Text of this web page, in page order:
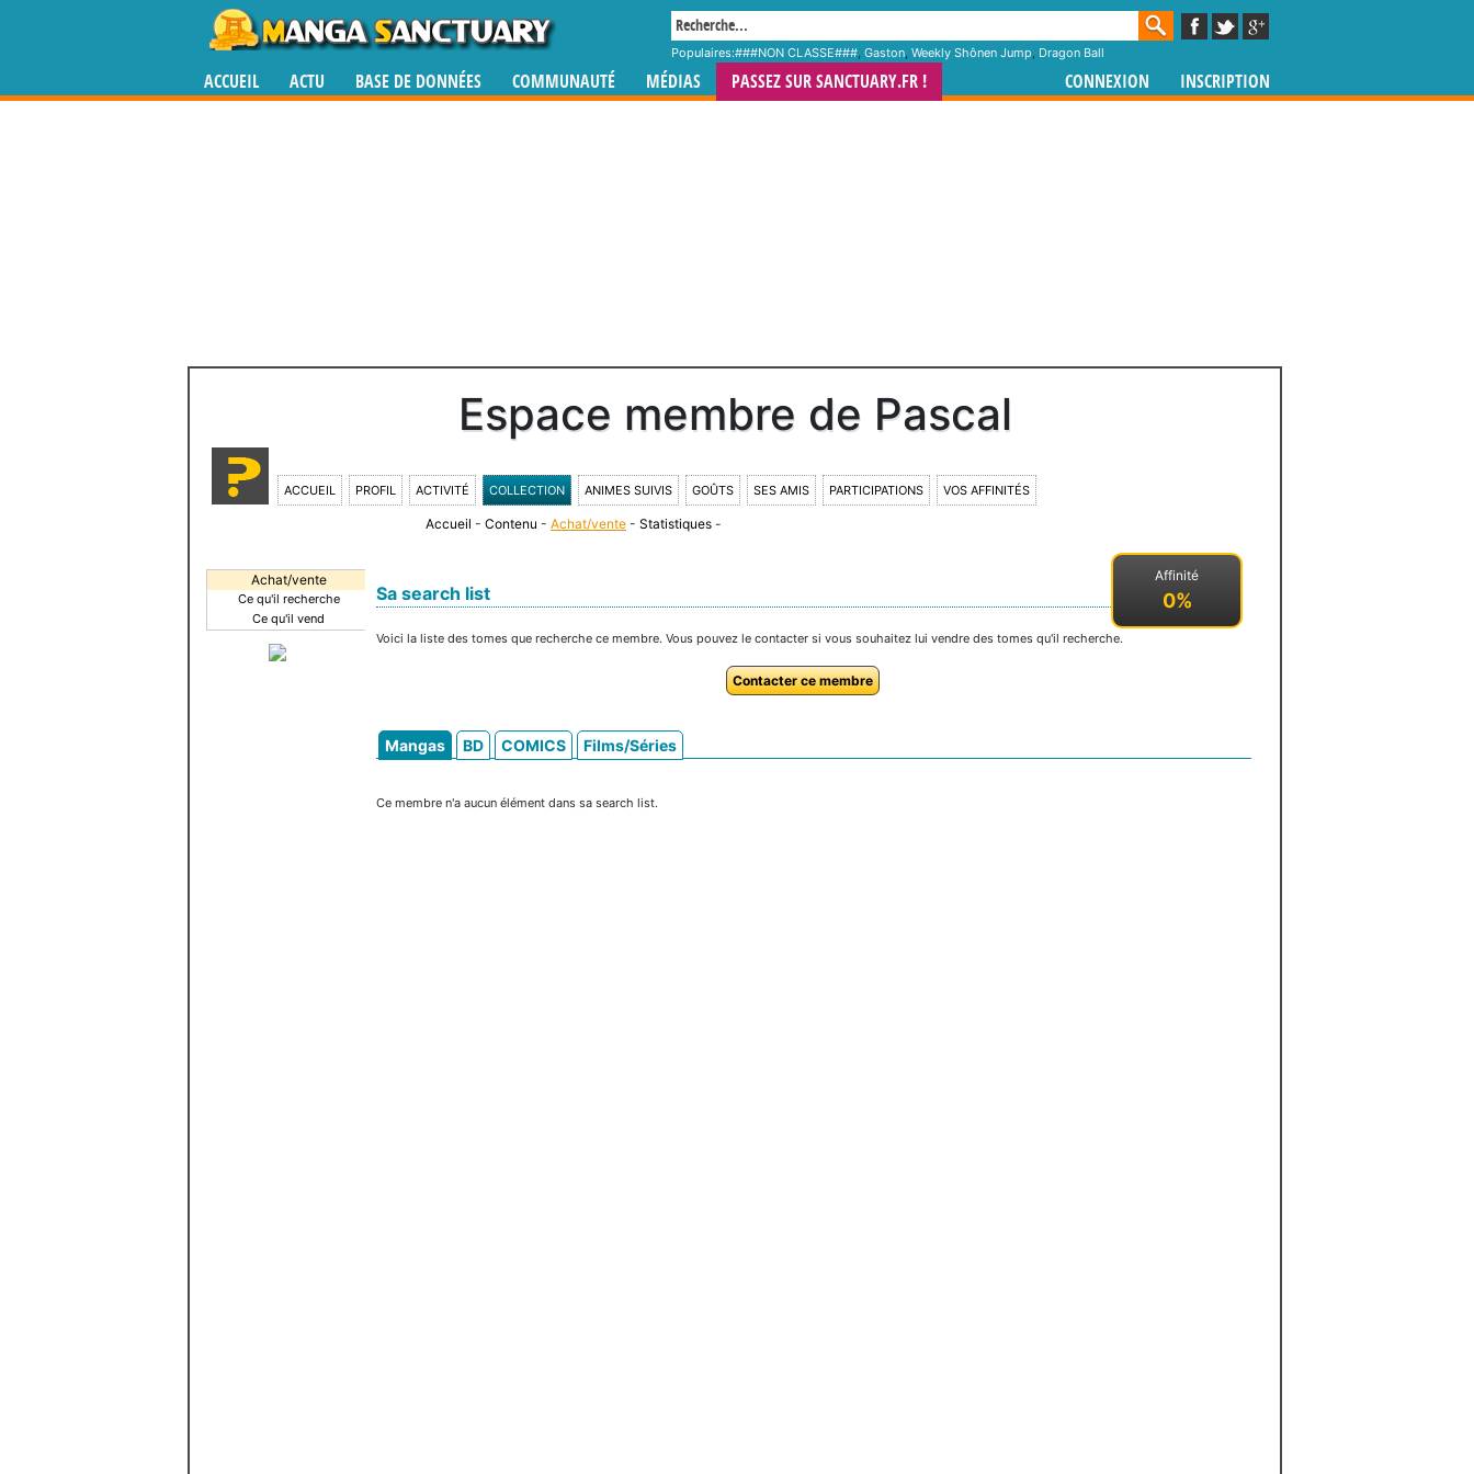
Populaires:###NON CLASSE###, Gaston, Weekly Shônen Jump, Dragon Ball
ACCUEIL ACTU BASE DE DONNÉES COMMUNAUTÉ MÉDIAS PASSEZ SUR SANCTUARY.FR ! CONNEXION INSCRIPTION
Espace membre de Pascal
ACCUEIL PROFIL ACTIVITÉ COLLECTION ANIMES SUIVIS GOÛTS SES AMIS PARTICIPATIONS VOS AFFINITÉS
Affinité
0%
Accueil - Contenu - Achat/vente - Statistiques -
Achat/vente
Ce qu'il recherche
Ce qu'il vend
Sa search list
Voici la liste des tomes que recherche ce membre. Vous pouvez le contacter si vous souhaitez lui vendre des tomes qu'il recherche.
Contacter ce membre
Mangas BD COMICS Films/Séries
Ce membre n'a aucun élément dans sa search list.